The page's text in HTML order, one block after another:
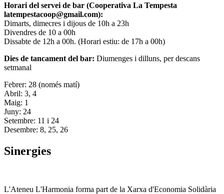
Horari del servei de bar (Cooperativa La Tempesta
latempestacoop@gmail.com):
Dimarts, dimecres i dijous de 10h a 23h
Divendres de 10 a 00h
Dissabte de 12h a 00h. (Horari estiu: de 17h a 00h)
Dies de tancament del bar: Diumenges i dilluns, per descans
setmanal
Febrer: 28 (només matí)
Abril: 3, 4
Maig: 1
Juny: 24
Setembre: 11 i 24
Desembre: 8, 25, 26
Sinergies
L'Ateneu L'Harmonia forma part de la Xarxa d'Economia Solidària